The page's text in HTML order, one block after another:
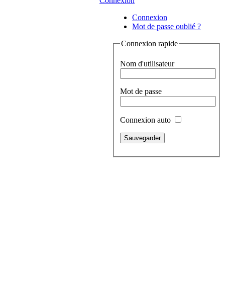
Connexion
Mot de passe oublié ?
Connexion rapide
Nom d'utilisateur
Mot de passe
Connexion auto